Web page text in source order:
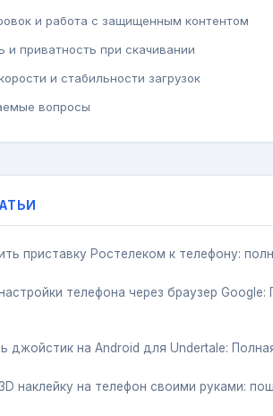
и работа с защищенным контентом
и приватность при скачивании
и стабильности загрузок
вопросы
приставку Ростелеком к телефону:
телефона через браузер Google:
джойстик на Android для Undertale:
наклейку на телефон своими руками: